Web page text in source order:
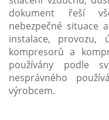
dokument řeší
nebezpečné situace
instalace, provozu,
kompresorů a
používány podle
nesprávného
výrobcem.